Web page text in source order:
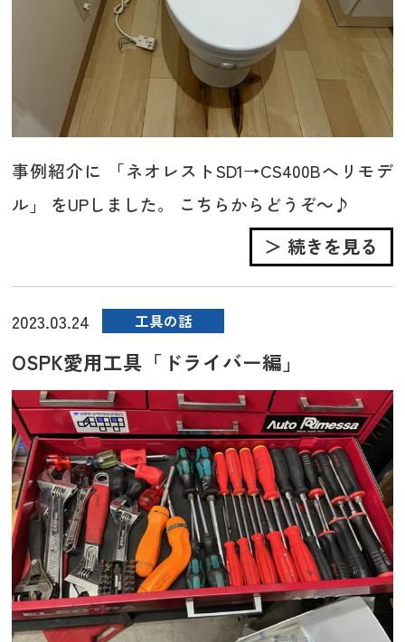
事例紹介に 「ネオレストSD1→CS400Bへリモデ
ル」 をUPしました。 こちらからどうぞ～♪
＞ 続きを見る
2023.03.24 工具の話
OSPK愛用工具「ドライバー編」